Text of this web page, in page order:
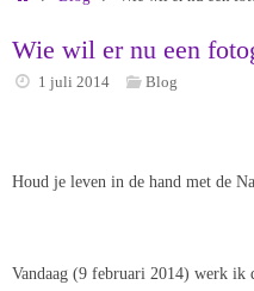
Wie wil er nu een
1 juli 2014 Blog
Houd je leven in de hand met de
Vandaag (9 februari 2014) werk ik